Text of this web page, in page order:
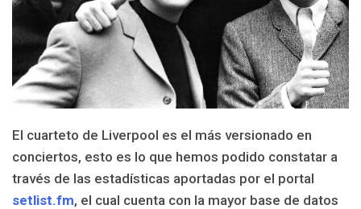
El cuarteto de Liverpool es el más versionado en
conciertos, esto es lo que hemos podido constatar a
través de las estadísticas aportadas por el portal
setlist.fm, el cual cuenta con la mayor base de datos